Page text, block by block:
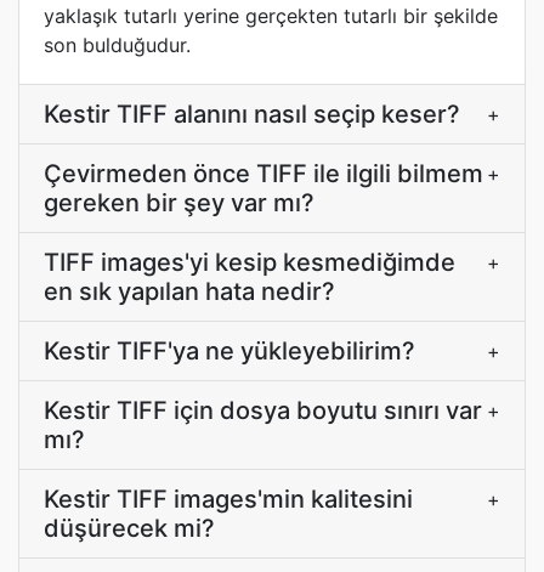
yaklaşık tutarlı yerine gerçekten tutarlı bir şekilde
son bulduğudur.
Kestir TIFF alanını nasıl seçip keser? +
Çevirmeden önce TIFF ile ilgili bilmem
gereken bir şey var mı?
+
TIFF images'yi kesip kesmediğimde
en sık yapılan hata nedir?
+
Kestir TIFF'ya ne yükleyebilirim? +
Kestir TIFF için dosya boyutu sınırı var
mı?
+
Kestir TIFF images'min kalitesini
düşürecek mi?
+